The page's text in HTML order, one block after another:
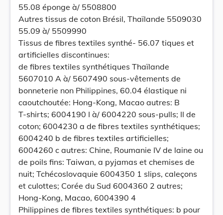
55.08 éponge à/ 5508800
Autres tissus de coton Brésil, Thaïlande 5509030
55.09 à/ 5509990
Tissus de fibres textiles synthé- 56.07 tiques et
artificielles discontinues:
de fibres textiles synthétiques Thaïlande
5607010 A à/ 5607490 sous-vêtements de
bonneterie non Philippines, 60.04 élastique ni
caoutchoutée: Hong-Kong, Macao autres: B
T-shirts; 6004190 I à/ 6004220 sous-pulls; II de
coton; 6004230 a de fibres textiles synthétiques;
6004240 b de fibres textiles artificielles;
6004260 c autres: Chine, Roumanie IV de laine ou
de poils fins: Taiwan, a pyjamas et chemises de
nuit; Tchécoslovaquie 6004350 1 slips, caleçons
et culottes; Corée du Sud 6004360 2 autres;
Hong-Kong, Macao, 6004390 4
Philippines de fibres textiles synthétiques: b pour